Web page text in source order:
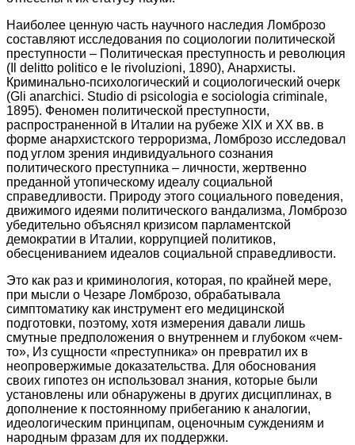
Наиболее ценную часть научного наследия Ломброзо
составляют исследования по социологии политической
преступности – Политическая преступность и революция
(Il delitto politico e le rivoluzioni, 1890), Анархисты.
Криминально-психологический и социологический очерк
(Gli anarchici. Studio di psicologia e sociologia criminale,
1895). Феномен политической преступности,
распространенной в Италии на рубеже XIX и XX вв. в
форме анархистского терроризма, Ломброзо исследовал
под углом зрения индивидуального сознания
политического преступника – личности, жертвенно
преданной утопическому идеалу социальной
справедливости. Природу этого социального поведения,
движимого идеями политического вандализма, Ломброзо
убедительно объяснял кризисом парламентской
демократии в Италии, коррупцией политиков,
обесцениванием идеалов социальной справедливости.
Это как раз и криминология, которая, по крайней мере,
при мысли о Чезаре Ломброзо, обрабатывала
симптоматику как инструмент его медицинской
подготовки, поэтому, хотя измерения давали лишь
смутные предположения о внутреннем и глубоком «чем-
то», Из сущности «преступника» он превратил их в
неопровержимые доказательства. Для обоснования
своих гипотез он использовал знания, которые были
установлены или обнаружены в других дисциплинах, в
дополнение к постоянному прибеганию к аналогии,
идеологическим принципам, оценочным суждениям и
народным фразам для их поддержки.